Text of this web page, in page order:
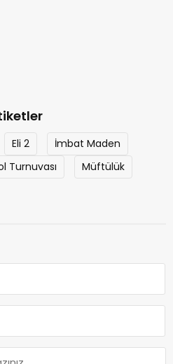
Eli 2
İmbat Maden
Turnuvası
Müftülük